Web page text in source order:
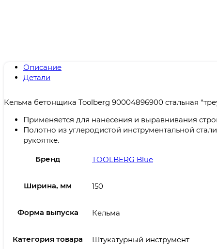
Описание
Детали
Кельма бетонщика Toolberg 90004896900 стальная
Применяется для нанесения и выравнивания
Полотно из углеродистой инструментальной
рукоятке.
Бренд TOOLBERG Blue
Ширина, мм 150
Форма выпуска Кельма
Категория товара Штукатурный инструмент